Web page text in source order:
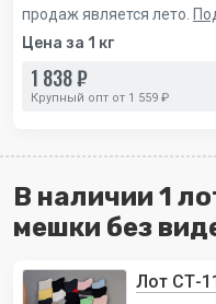
продаж является лето.
Цена за 1 кг
1 838 ₽
Крупный опт от 1 559 ₽
В наличии 1
мешки без
Лот СТ-